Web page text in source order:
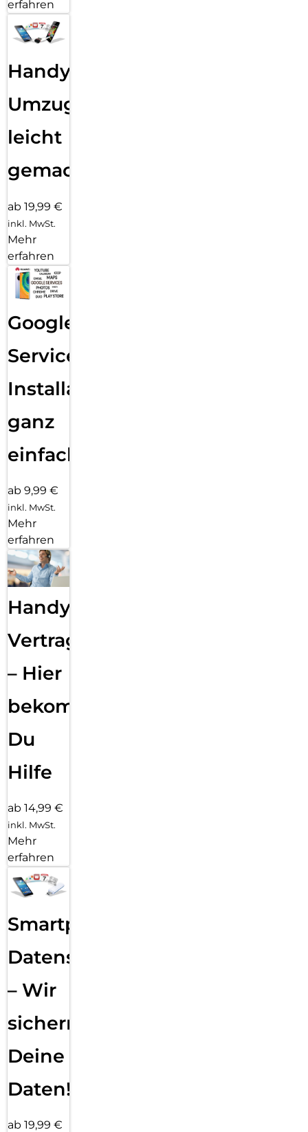
erfahren
Handy
Umzug
leicht
gemacht!
ab 19,99 €
inkl. MwSt.
Mehr
erfahren
Google
Services
Installation
ganz
einfach
ab 9,99 €
inkl. MwSt.
Mehr
erfahren
Handy
Vertragsabwicklung
– Hier
bekommst
Du
Hilfe
ab 14,99 €
inkl. MwSt.
Mehr
erfahren
Smartphone
Datensicherung
– Wir
sichern
Deine
Daten!
ab 19,99 €